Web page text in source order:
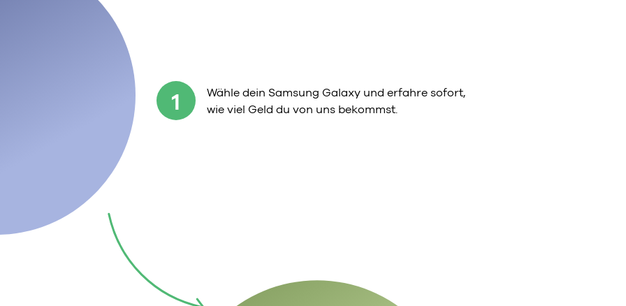
1
Wähle dein Samsung Galaxy und erfahre sofort,
wie viel Geld du von uns bekommst.